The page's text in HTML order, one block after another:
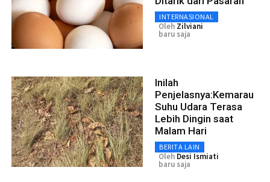
INTERNASIONAL
Oleh Zilviani
baru saja
Inilah
Penjelasnya:Kemarau
Suhu Udara Terasa
Lebih Dingin saat
Malam Hari
BERITA LAIN
Oleh Desi Ismiati
baru saja